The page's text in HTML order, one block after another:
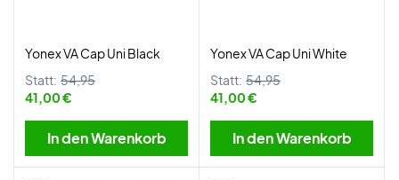
Yonex VA Cap Uni Black
Statt: 54,95
41,00 €
In den Warenkorb
Yonex VA Cap Uni White
Statt: 54,95
41,00 €
In den Warenkorb